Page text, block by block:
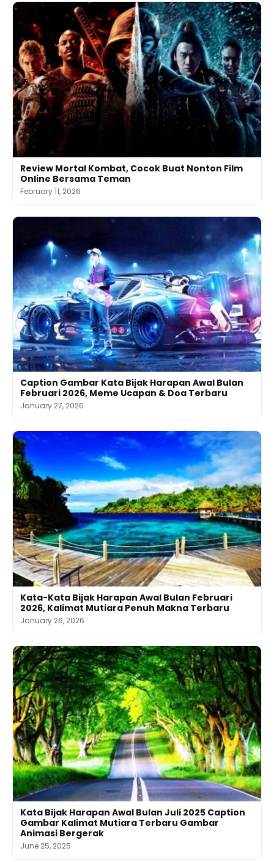
Review Mortal Kombat, Cocok Buat Nonton Film
Online Bersama Teman
February 11, 2026
Caption Gambar Kata Bijak Harapan Awal Bulan
Februari 2026, Meme Ucapan & Doa Terbaru
January 27, 2026
Kata-Kata Bijak Harapan Awal Bulan Februari
2026, Kalimat Mutiara Penuh Makna Terbaru
January 26, 2026
Kata Bijak Harapan Awal Bulan Juli 2025 Caption
Gambar Kalimat Mutiara Terbaru Gambar
Animasi Bergerak
June 25, 2025